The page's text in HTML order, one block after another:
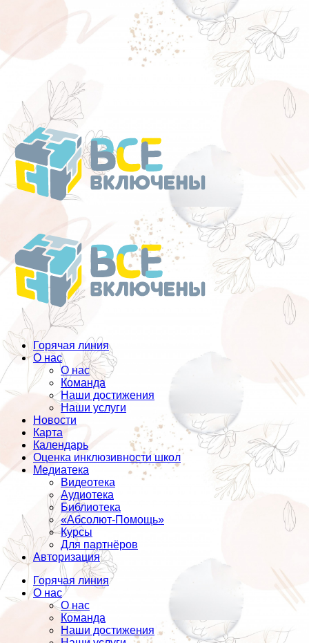
Перейти
к
содержанию
Горячая линия
О нас
О нас
Команда
Наши достижения
Наши услуги
Новости
Карта
Календарь
Оценка инклюзивности школ
Медиатека
Видеотека
Аудиотека
Библиотека
«Абсолют-Помощь»
Курсы
Для партнёров
Авторизация
Горячая линия
О нас
О нас
Команда
Наши достижения